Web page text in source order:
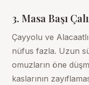
3. Masa Başı
Çayyolu ve
nüfus fazla. Uzun
omuzların öne
kaslarının